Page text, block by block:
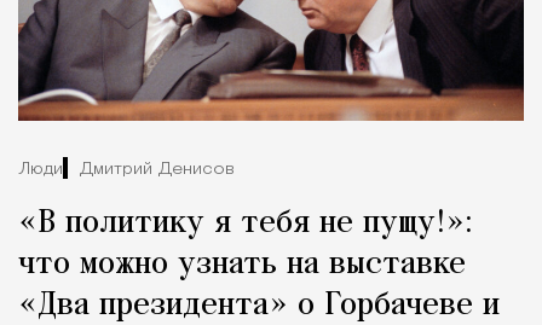
Люди Дмитрий Денисов
«В политику я тебя не пущу!»:
что можно узнать на выставке
«Два президента» о Горбачеве и